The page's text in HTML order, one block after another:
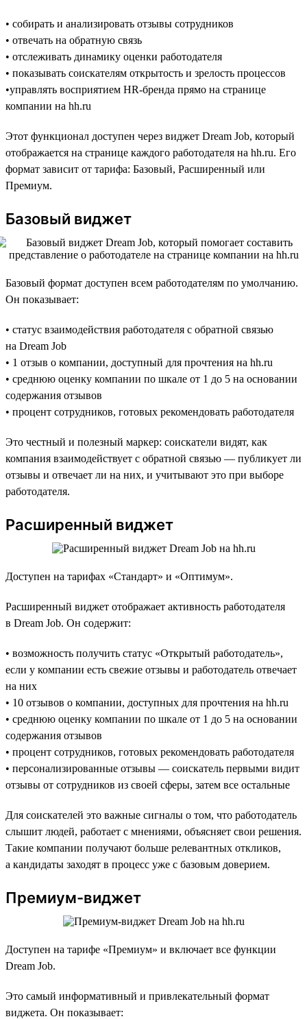
• собирать и анализировать отзывы сотрудников
• отвечать на обратную связь
• отслеживать динамику оценки работодателя
• показывать соискателям открытость и зрелость процессов
•управлять восприятием HR-бренда прямо на странице
компании на hh.ru
Этот функционал доступен через виджет Dream Job, который
отображается на странице каждого работодателя на hh.ru. Его
формат зависит от тарифа: Базовый, Расширенный или
Премиум.
Базовый виджет
Базовый формат доступен всем работодателям по умолчанию.
Он показывает:
• статус взаимодействия работодателя с обратной связью
на Dream Job
• 1 отзыв о компании, доступный для прочтения на hh.ru
• среднюю оценку компании по шкале от 1 до 5 на основании
содержания отзывов
• процент сотрудников, готовых рекомендовать работодателя
Это честный и полезный маркер: соискатели видят, как
компания взаимодействует с обратной связью — публикует ли
отзывы и отвечает ли на них, и учитывают это при выборе
работодателя.
Расширенный виджет
Доступен на тарифах «Стандарт» и «Оптимум».
Расширенный виджет отображает активность работодателя
в Dream Job. Он содержит:
• возможность получить статус «Открытый работодатель»,
если у компании есть свежие отзывы и работодатель отвечает
на них
• 10 отзывов о компании, доступных для прочтения на hh.ru
• среднюю оценку компании по шкале от 1 до 5 на основании
содержания отзывов
• процент сотрудников, готовых рекомендовать работодателя
• персонализированные отзывы — соискатель первыми видит
отзывы от сотрудников из своей сферы, затем все остальные
Для соискателей это важные сигналы о том, что работодатель
слышит людей, работает с мнениями, объясняет свои решения.
Такие компании получают больше релевантных откликов,
а кандидаты заходят в процесс уже с базовым доверием.
Премиум-виджет
Доступен на тарифе «Премиум» и включает все функции
Dream Job.
Это самый информативный и привлекательный формат
виджета. Он показывает: